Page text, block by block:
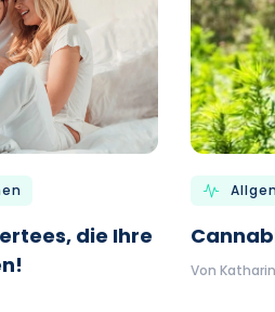
die Ihre
Von